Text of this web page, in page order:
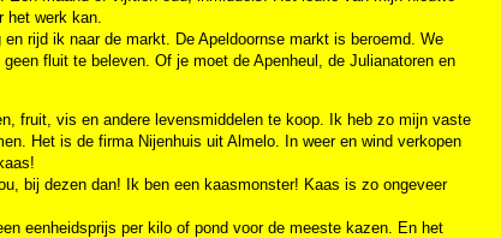
het werk kan.
rijd ik naar de markt. De Apeldoornse markt is beroemd. We
fluit te beleven. Of je moet de Apenheul, de Julianatoren en
fruit, vis en andere levensmiddelen te koop. Ik heb zo mijn vaste
Het is de firma Nijenhuis uit Almelo. In weer en wind verkopen
bij dezen dan! Ik ben een kaasmonster! Kaas is zo ongeveer
eenheidsprijs per kilo of pond voor de meeste kazen. En het